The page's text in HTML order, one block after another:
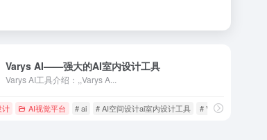
Varys AI——强大的AI室内设计工具
Varys AI工具介绍：,,Varys A...
计 AI视觉平台 # ai # AI空间设计ai室内设计工具 # Varys